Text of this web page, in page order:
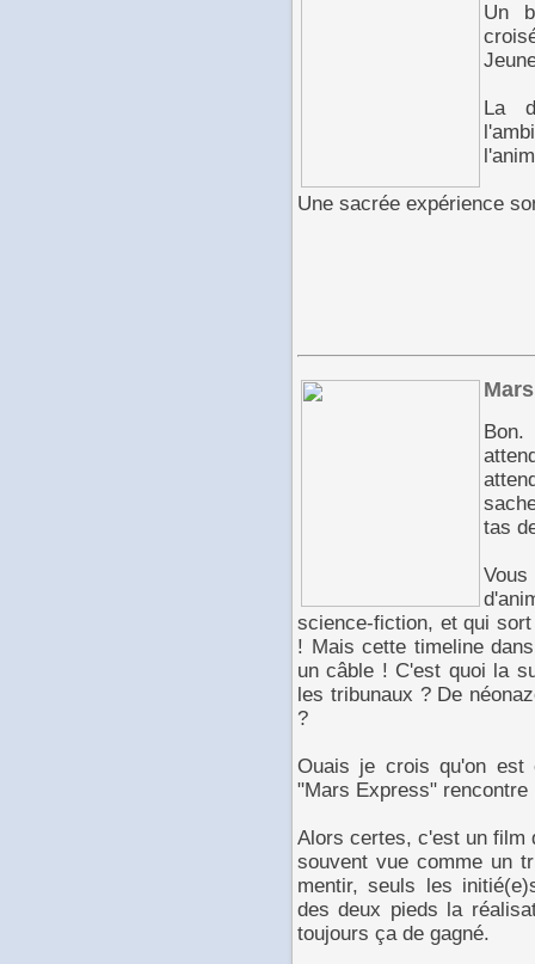
Un
La
Une sacrée expérience
tas
science-fiction, et qui
! Mais cette timeline
un câble ! C'est quoi la
les tribunaux ? De
?
Ouais je crois qu'on
"Mars Express"
Alors certes, c'est un film
souvent vue comme un
mentir, seuls les
des deux pieds la
toujours ça de gagné.